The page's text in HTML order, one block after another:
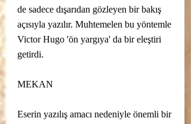
de sadece dışarıdan gözleyen bir bakış
açısıyla yazılır. Muhtemelen bu yöntemle
Victor Hugo 'ön yargıya' da bir eleştiri
getirdi.
MEKAN
Eserin yazılış amacı nedeniyle önemli bir